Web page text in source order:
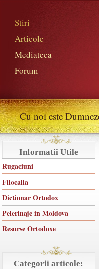
Stiri
Articole
Mediateca
Forum
Cu noi este
Informatii Utile
Rugaciuni
Filocalia
Dictionar Ortodox
Pelerinaje in Moldova
Resurse Ortodoxe
Categorii articole: